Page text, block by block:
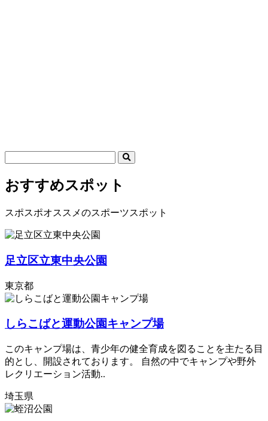
おすすめスポット
スポスポオススメのスポーツスポット
足立区立東中央公園
東京都
しらこばと運動公園キャンプ場
このキャンプ場は、青少年の健全育成を図ることを主たる目
的とし、開設されております。 自然の中でキャンプや野外
レクリエーション活動..
埼玉県